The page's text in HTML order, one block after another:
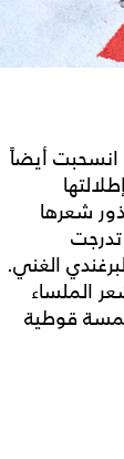
انسحبت أيضاً
شعرها
تدرجت
الغني.
الملساء
قوطية